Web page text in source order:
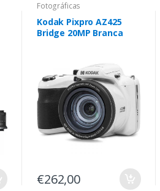
Fotográficas
Kodak Pixpro AZ425
Bridge 20MP Branca
€262,00